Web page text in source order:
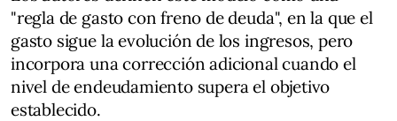
"regla de gasto con freno de deuda", en la que el
gasto sigue la evolución de los ingresos, pero
incorpora una corrección adicional cuando el
nivel de endeudamiento supera el objetivo
establecido.